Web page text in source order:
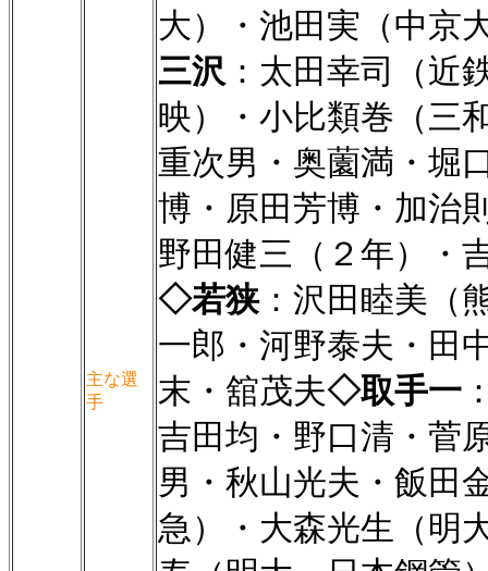
主な選
手
大）・池田実（中京
三沢 ：太田幸司（
映）・小比類巻（三
重次男・奥薗満・堀
博・原田芳博・加治
野田健三（２年）・
◇若狭：沢田睦美（
一郎・河野泰夫・田
末・舘茂夫◇取手一
吉田均・野口清・菅
男・秋山光夫・飯田
急）・大森光生（明